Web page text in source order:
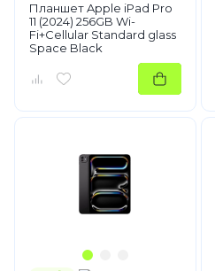
Планшет Apple iPad Pro
11 (2024) 256GB Wi-
Fi+Cellular Standard glass
Space Black